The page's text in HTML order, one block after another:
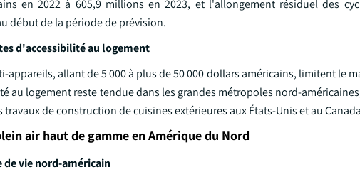
en 2022 à 605,9 millions en 2023, et l'allongement résiduel des
début de la période de prévision.
d'accessibilité au logement
allant de 5 000 à plus de 50 000 dollars américains, limitent le
au logement reste tendue dans les grandes métropoles nord-
de construction de cuisines extérieures aux États-Unis et au
air haut de gamme en Amérique du Nord
vie nord-américain